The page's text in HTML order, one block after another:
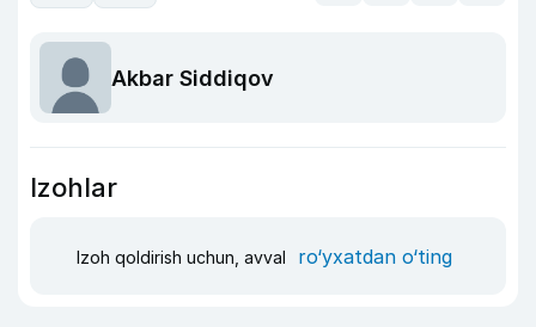
Akbar Siddiqov
Izohlar
Izoh qoldirish uchun, avval ro‘yxatdan o‘ting